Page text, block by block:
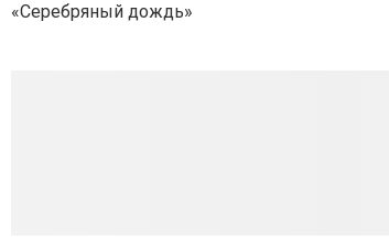
«Серебряный дождь»